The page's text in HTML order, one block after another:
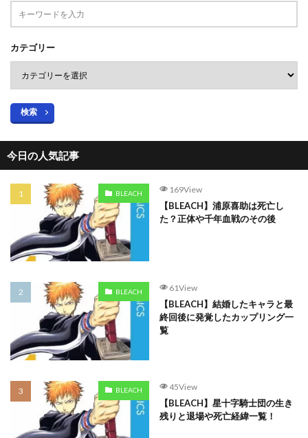
カテゴリー
検索
今日の人気記事
BLEACH 169View
【BLEACH】浦原喜助は死亡し
た？正体や千年血戦のその後
BLEACH 61View
【BLEACH】結婚したキャラと最
終回後に発覚したカップリング一
覧
BLEACH 45View
【BLEACH】星十字騎士団の生き
残りと退場や死亡経緯一覧！